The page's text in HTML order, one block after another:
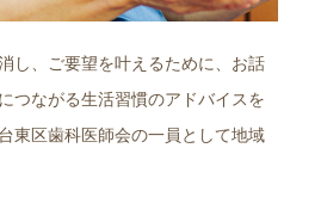
し、ご要望を叶えるために、お話
つながる生活習慣のアドバイスを
東区歯科医師会の一員として地域